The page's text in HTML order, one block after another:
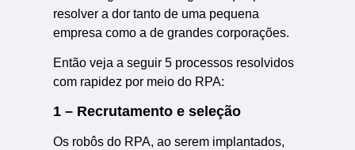
resolver a dor tanto de uma pequena
empresa como a de grandes corporações.
Então veja a seguir 5 processos resolvidos
com rapidez por meio do RPA:
1 – Recrutamento e seleção
Os robôs do RPA, ao serem implantados,